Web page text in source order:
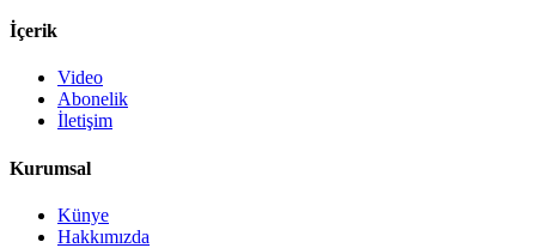
İçerik
Video
Abonelik
İletişim
Kurumsal
Künye
Hakkımızda